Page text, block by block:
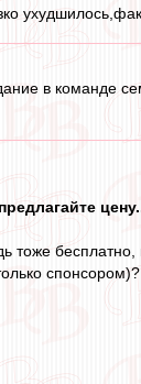
в команде
тоже бесплатно,